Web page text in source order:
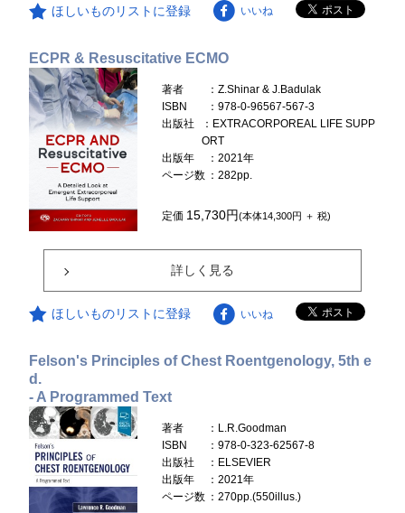
ほしいものリストに登録 いいね
ECPR & Resuscitative ECMO
著者
：Z.Shinar & J.Badulak
ISBN
：978-0-96567-567-3
出版社
：EXTRACORPOREAL LIFE SUPP
ORT
出版年
：2021年
ページ数 ：282pp.
定価 15,730円(本体14,300円 ＋ 税)
詳しく見る
ほしいものリストに登録 いいね
Felson's Principles of Chest Roentgenology, 5th e
d.
- A Programmed Text
著者
：L.R.Goodman
ISBN
：978-0-323-62567-8
出版社
：ELSEVIER
出版年
：2021年
ページ数 ：270pp.(550illus.)